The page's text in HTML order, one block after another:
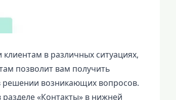
в различных ситуациях,
позволит вам получить
возникающих вопросов.
«Контакты» в нижней